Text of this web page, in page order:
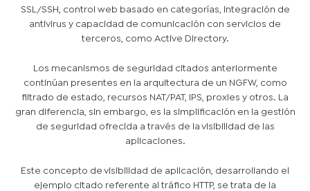
SSL/SSH, control web basado en categorías, integración de
antivirus y capacidad de comunicación con servicios de
terceros, como Active Directory.
Los mecanismos de seguridad citados anteriormente
continúan presentes en la arquitectura de un NGFW, como
filtrado de estado, recursos NAT/PAT, IPS, proxies y otros. La
gran diferencia, sin embargo, es la simplificación en la gestión
de seguridad ofrecida a través de la visibilidad de las
aplicaciones.
Este concepto de visibilidad de aplicación, desarrollando el
ejemplo citado referente al tráfico HTTP, se trata de la